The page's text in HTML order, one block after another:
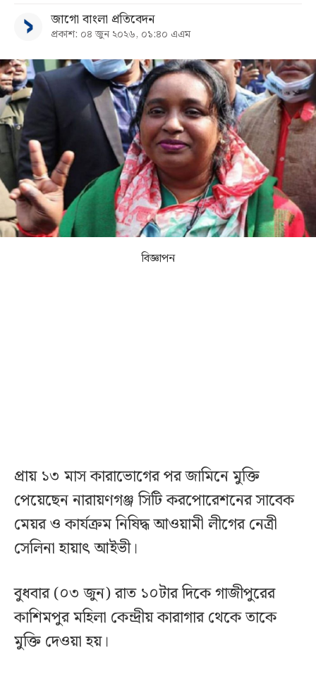
বিভাগ
আর্কাইভ
কনভার্টার
জাগো বাংলা প্রতিবেদন
প্রকাশ: ০৪ জুন ২০২৬, ০১:৪০ এএম
বিজ্ঞাপন
প্রায় ১৩ মাস কারাভোগের পর জামিনে মুক্তি
পেয়েছেন নারায়ণগঞ্জ সিটি করপোরেশনের সাবেক
মেয়র ও কার্যক্রম নিষিদ্ধ আওয়ামী লীগের নেত্রী
সেলিনা হায়াৎ আইভী।
বুধবার (০৩ জুন) রাত ১০টার দিকে গাজীপুরের
কাশিমপুর মহিলা কেন্দ্রীয় কারাগার থেকে তাকে
মুক্তি দেওয়া হয়।